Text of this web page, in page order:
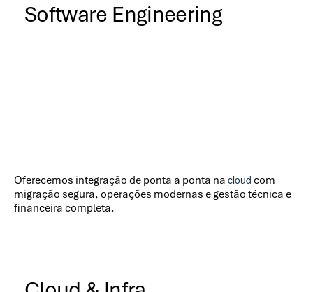
Software Engineering
Oferecemos integração de ponta a ponta na cloud com
migração segura, operações modernas e gestão técnica e
financeira completa.